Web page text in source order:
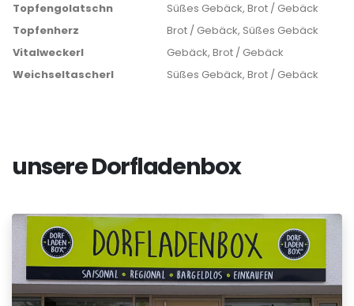
Topfengolatschn
Süßes Gebäck, Brot / Gebäck
Topfenherz
Brot / Gebäck, Süßes Gebäck
Vitalweckerl
Gebäck, Brot / Gebäck
Weichseltascherl
Süßes Gebäck, Brot / Gebäck
unsere Dorfladenbox